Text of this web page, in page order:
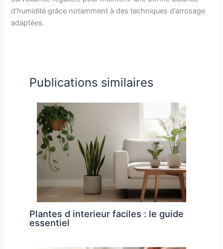
d’humidité grâce notamment à des techniques d’arrosage
adaptées.
Publications similaires
Plantes d interieur faciles : le guide
essentiel